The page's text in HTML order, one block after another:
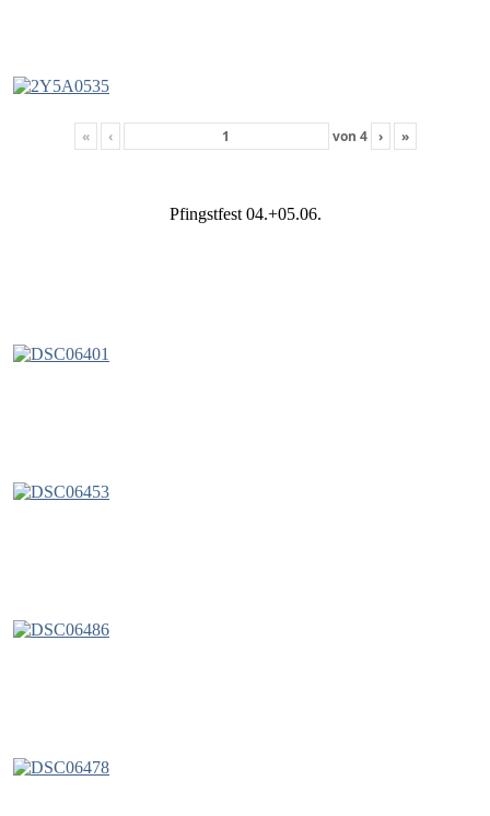
« ‹ von 4 › »
Pfingstfest 04.+05.06.